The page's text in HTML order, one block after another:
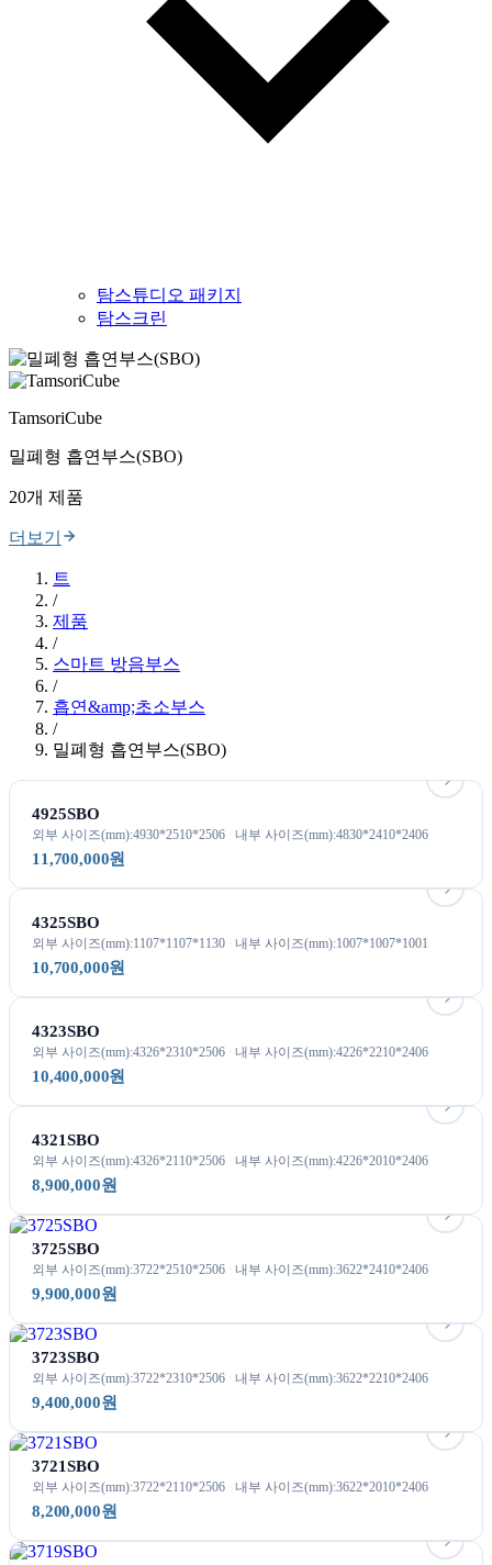
탐스튜디오 패키지
탐스크린
TamsoriCube
밀폐형 흡연부스(SBO)
20개 제품
더보기
트
/
제품
/
스마트 방음부스
/
흡연&amp;초소부스
/
밀폐형 흡연부스(SBO)
4925SBO
외부 사이즈(mm):4930*2510*2506 내부 사이즈(mm):4830*2410*2406
11,700,000원
4325SBO
외부 사이즈(mm):1107*1107*1130 내부 사이즈(mm):1007*1007*1001
10,700,000원
4323SBO
외부 사이즈(mm):4326*2310*2506 내부 사이즈(mm):4226*2210*2406
10,400,000원
4321SBO
외부 사이즈(mm):4326*2110*2506 내부 사이즈(mm):4226*2010*2406
8,900,000원
3725SBO
외부 사이즈(mm):3722*2510*2506 내부 사이즈(mm):3622*2410*2406
9,900,000원
3723SBO
외부 사이즈(mm):3722*2310*2506 내부 사이즈(mm):3622*2210*2406
9,400,000원
3721SBO
외부 사이즈(mm):3722*2110*2506 내부 사이즈(mm):3622*2010*2406
8,200,000원